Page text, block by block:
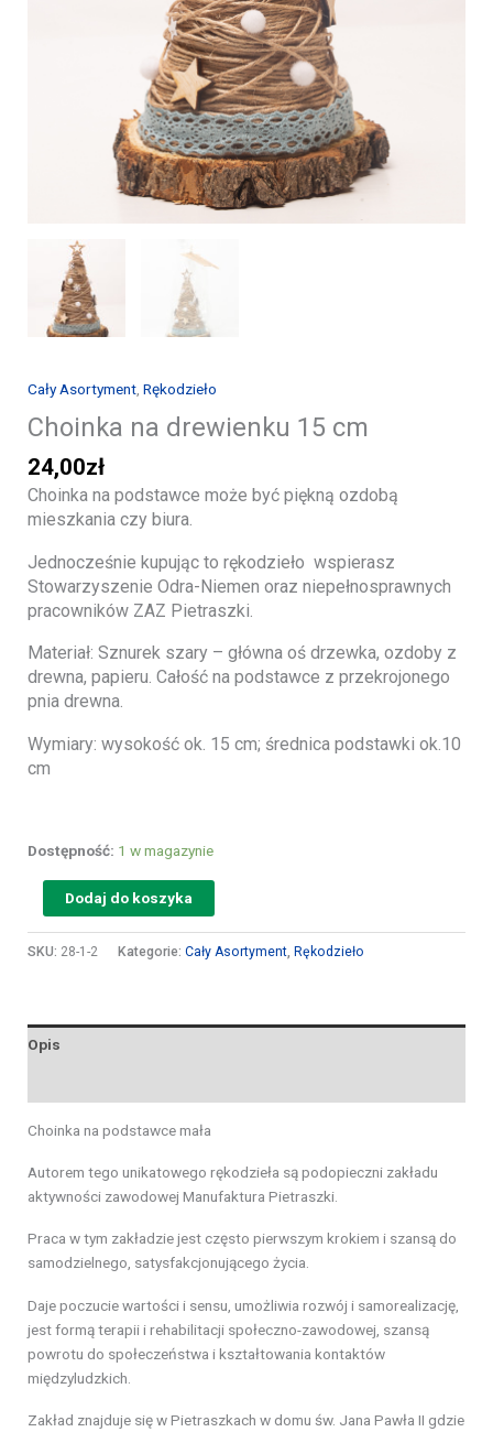
Cały Asortyment Rękodzieło
Choinka na drewienku 15 cm
24,00zł
Choinka na podstawce może być piękną ozdobą
mieszkania czy biura.
Jednocześnie kupując to rękodzieło wspierasz
Stowarzyszenie Odra-Niemen oraz niepełnosprawnych
pracowników ZAZ Pietraszki.
Materiał: Sznurek szary – główna oś drzewka, ozdoby z
drewna, papieru. Całość na podstawce z przekrojonego
pnia drewna.
Wymiary: wysokość ok. 15 cm; średnica podstawki ok.10
cm
Dostępność: 1 w magazynie
Dodaj do koszyka
SKU: 28-1-2 Kategorie: Cały Asortyment, Rękodzieło
Opis
Choinka na podstawce mała
Autorem tego unikatowego rękodzieła są podopieczni zakładu
aktywności zawodowej Manufaktura Pietraszki.
Praca w tym zakładzie jest często pierwszym krokiem i szansą do
samodzielnego, satysfakcjonującego życia.
Daje poczucie wartości i sensu, umożliwia rozwój i samorealizację,
jest formą terapii i rehabilitacji społeczno-zawodowej, szansą
powrotu do społeczeństwa i kształtowania kontaktów
międzyludzkich.
Zakład znajduje się w Pietraszkach w domu św. Jana Pawła II gdzie